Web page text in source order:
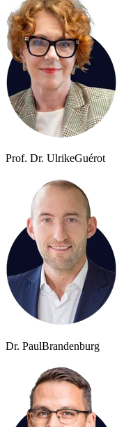
Prof. Dr. UlrikeGuérot
Dr. PaulBrandenburg